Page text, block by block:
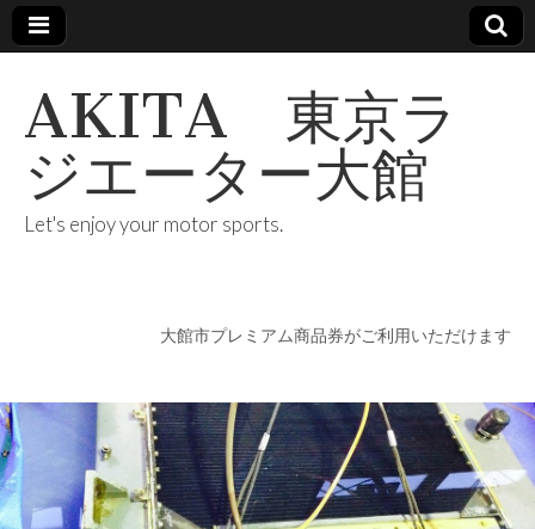
AKITA 東京ラ
ジエーター大館
Let's enjoy your motor sports.
大館市プレミアム商品券がご利用いただけます